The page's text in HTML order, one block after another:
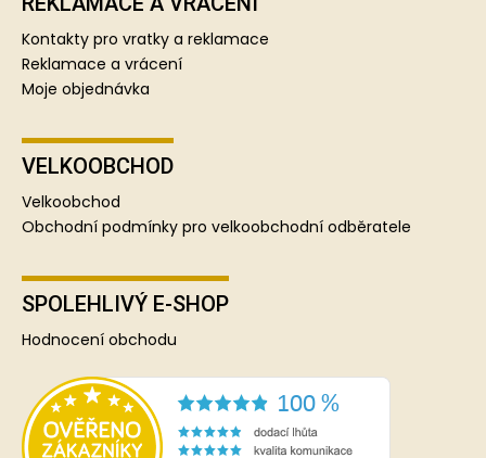
Kontakty pro vratky a reklamace
Reklamace a vrácení
Moje objednávka
VELKOOBCHOD
Velkoobchod
Obchodní podmínky pro velkoobchodní odběratele
SPOLEHLIVÝ E-SHOP
Hodnocení obchodu